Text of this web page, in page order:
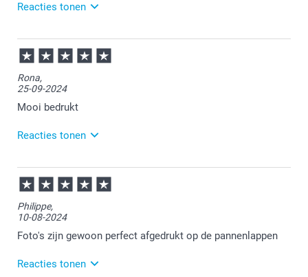
Reacties tonen
06-08-2025
10:25
Thanks for your review. Glad to read that you are
delivery. Enjoy your oven glove!
Rona,
25-09-2024
Mooi bedrukt
Reacties tonen
26-09-2024
10:37
Bedankt voor je review. Fijn om te horen dat je
tevreden bent met de ovenwant. Heel veel plezier
ervan en graag tot een volgende keer.
Philippe,
10-08-2024
Foto's zijn gewoon perfect afgedrukt op de pannenlappen
Reacties tonen